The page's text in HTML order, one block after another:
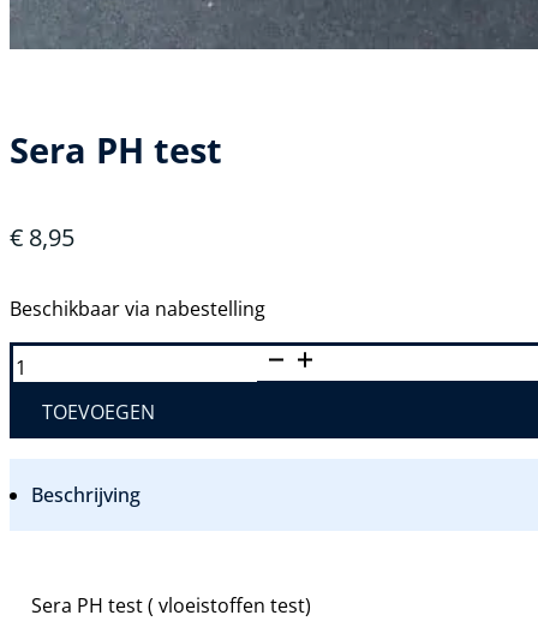
Sera PH test
€ 8,95
Beschikbaar via nabestelling
SERA
PH
AANTAL
TOEVOEGEN
Beschrijving
Sera PH test ( vloeistoffen test)